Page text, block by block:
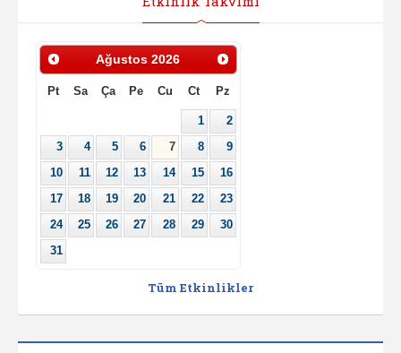
Ağustos 2026
Pt Sa Ça Pe Cu Ct Pz
1
2
3
4 5 6 7 8
9
10
11 12 13 14 15
16
17
18 19 20 21 22
23
24
25 26 27 28 29
30
31
Tüm Etkinlikler